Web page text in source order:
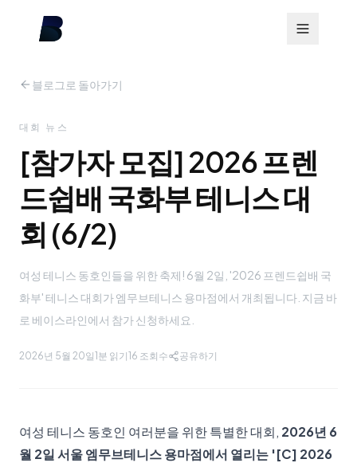
블로그로 돌아가기
대회 뉴스
[참가자 모집] 2026 프렌
드쉽배 국화부 테니스 대
회 (6/2)
여성 테니스 동호인들을 위한 축제! 6월 2일, '2026 프렌드쉽배 국
화부' 테니스 대회가 엠무브테니스 용마점에서 개최됩니다. 지금 바
로 베이스라인에서 참가 신청하세요.
2026년 5월 20일1분 읽기16 조회수 공유하기
여성 테니스 동호인 여러분을 위한 특별한 대회, 2026년 6
월 2일 서울 엠무브테니스 용마점에서 열리는 '[C] 2026